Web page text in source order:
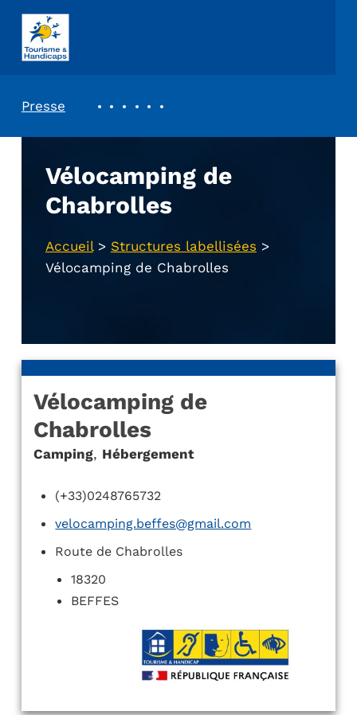
ASSOCIATION TOURISME ET HANDICAPS
Presse
Vélocamping de
Chabrolles
Accueil> Structures labellisées >
Vélocamping de Chabrolles
Vélocamping de
Chabrolles
Camping, Hébergement
(+33)0248765732
velocamping.beffes@gmail.com
Route de Chabrolles
18320
BEFFES